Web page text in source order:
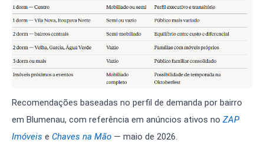
Recomendações baseadas no perfil de demanda por bairro
em Blumenau, com referência em anúncios ativos no ZAP
Imóveis e Chaves na Mão — maio de 2026.